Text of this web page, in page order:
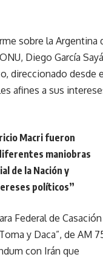
sobre la Argentina
Diego García
direccionado desde
afines a sus
Macri fueron
maniobras
de la Nación y
políticos”
Federal de Casación
y Daca”, de AM
con Irán que